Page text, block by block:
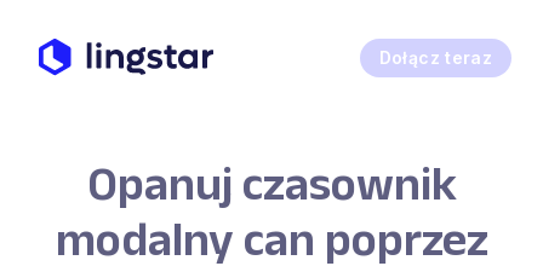
Dołącz teraz
Opanuj czasownik
modalny can poprzez